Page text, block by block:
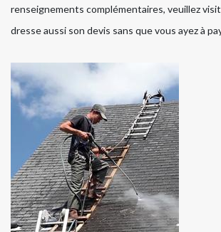
renseignements complémentaires, veuillez
dresse aussi son devis sans que vous ayez à